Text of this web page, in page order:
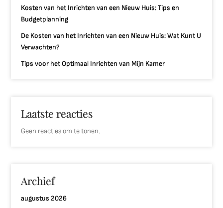
Kosten van het Inrichten van een Nieuw Huis: Tips en
Budgetplanning
De Kosten van het Inrichten van een Nieuw Huis: Wat Kunt U
Verwachten?
Tips voor het Optimaal Inrichten van Mijn Kamer
Laatste reacties
Geen reacties om te tonen.
Archief
augustus 2026